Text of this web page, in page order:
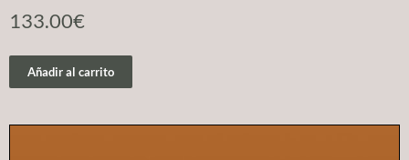
133.00€
Añadir al carrito